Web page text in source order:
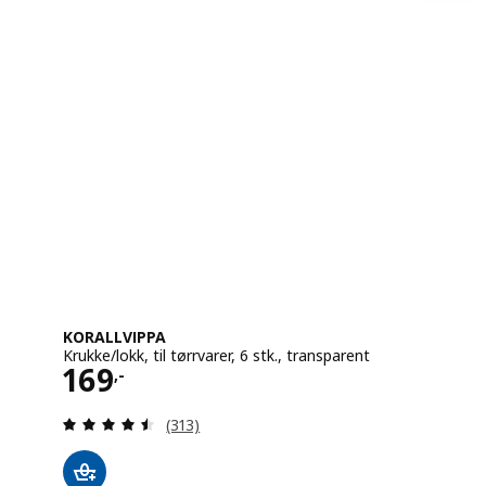
KORALLVIPPA
Krukke/lokk, til tørrvarer, 6 stk., transparent
169,-
Pris 169,-
Gjennomgang: 4.5 av 5 stjerner.
(313)